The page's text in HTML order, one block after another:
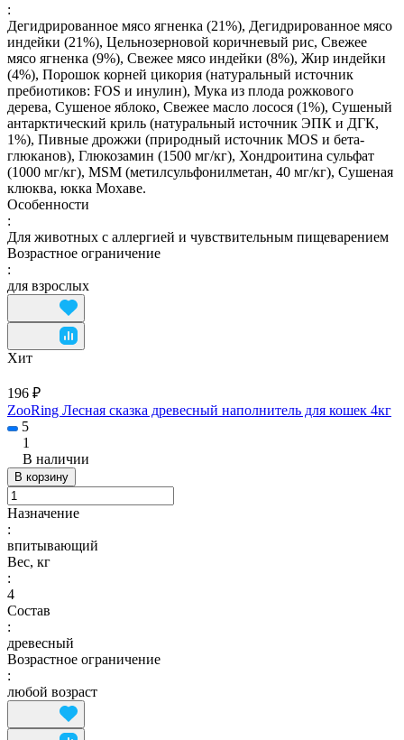
:
Дегидрированное мясо ягненка (21%), Дегидрированное мясо
индейки (21%), Цельнозерновой коричневый рис, Свежее
мясо ягненка (9%), Свежее мясо индейки (8%), Жир индейки
(4%), Порошок корней цикория (натуральный источник
пребиотиков: FOS и инулин), Мука из плода рожкового
дерева, Сушеное яблоко, Свежее масло лосося (1%), Сушеный
антарктический криль (натуральный источник ЭПК и ДГК,
1%), Пивные дрожжи (природный источник MOS и бета-
глюканов), Глюкозамин (1500 мг/кг), Хондроитина сульфат
(1000 мг/кг), MSM (метилсульфонилметан, 40 мг/кг), Сушеная
клюква, юкка Мохаве.
Особенности
:
Для животных с аллергией и чувствительным пищеварением
Возрастное ограничение
:
для взрослых
Хит
196 ₽
ZooRing Лесная сказка древесный наполнитель для кошек 4кг
5
1
В наличии
В корзину
Назначение
:
впитывающий
Вес, кг
:
4
Состав
:
древесный
Возрастное ограничение
:
любой возраст